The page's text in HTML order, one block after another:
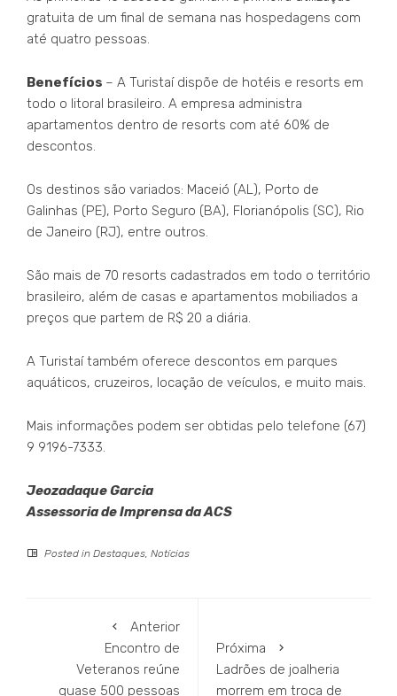
gratuita de um final de semana nas hospedagens com
até quatro pessoas.
Benefícios – A Turistaí dispõe de hotéis e resorts em
todo o litoral brasileiro. A empresa administra
apartamentos dentro de resorts com até 60% de
descontos.
Os destinos são variados: Maceió (AL), Porto de
Galinhas (PE), Porto Seguro (BA), Florianópolis (SC), Rio
de Janeiro (RJ), entre outros.
São mais de 70 resorts cadastrados em todo o território
brasileiro, além de casas e apartamentos mobiliados a
preços que partem de R$ 20 a diária.
A Turistaí também oferece descontos em parques
aquáticos, cruzeiros, locação de veículos, e muito mais.
Mais informações podem ser obtidas pelo telefone (67)
9 9196-7333.
Jeozadaque Garcia
Assessoria de Imprensa da ACS
Posted in Destaques, Notícias
Anterior
Encontro de
Veteranos reúne
quase 500 pessoas
Próxima
Ladrões de joalheria
morrem em troca de